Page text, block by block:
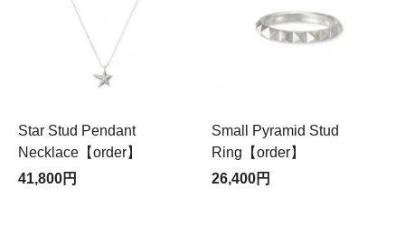
Star Stud Pendant
Necklace【order】
41,800円
Small Pyramid Stud
Ring【order】
26,400円